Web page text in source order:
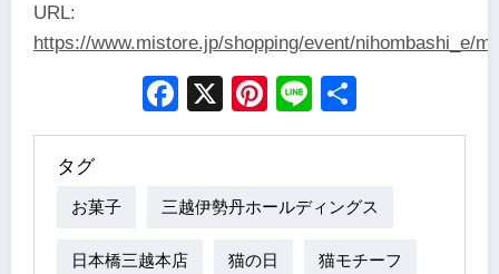
URL:
https://www.mistore.jp/shopping/event/nihombashi_e/
Facebook
X Pinterest
Line
タグ
お菓子 三越伊勢丹ホールディングス
日本橋三越本店 猫の日 猫モチーフ